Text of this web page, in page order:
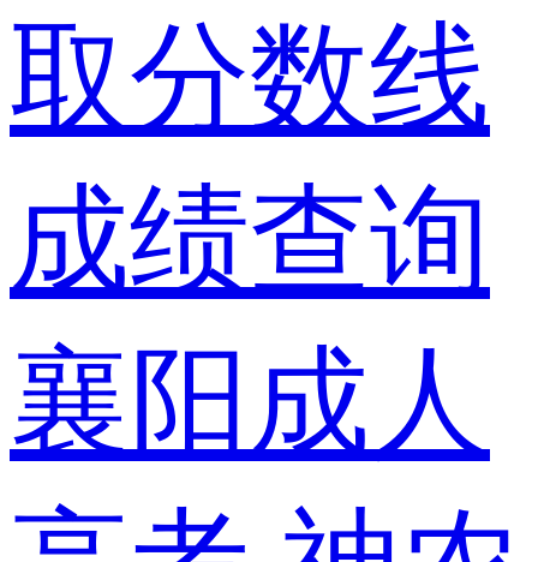
取分数线
成绩查询
襄阳成人